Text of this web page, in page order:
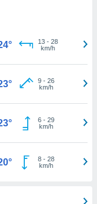
13- 28
km/h
9- 26
km/h
6- 29
km/h
8- 28
km/h